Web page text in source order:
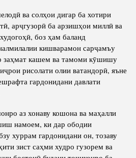
ва солҳои дигар ба хотири
арҷгузорӣ ба арзишҳои миллӣ ва
боз ҳам баланд
кишварамон сарҷамъу
кашем ва тамоми кӯшишу
рисолати олии ватандорӣ, яъне
гардонидани давлати
аз хонаву кошона ва маҳалли
намоем, ки дар ободии
хуррам гардонидани он, тозаву
зист саҳми худро гузорем ва